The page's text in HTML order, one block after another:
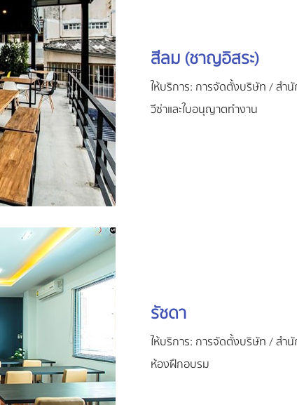
สีลม (ชาญอิสระ)
ให้บริการ: การจัดตั้งบริษัท / สำ
วีซ่าและใบอนุญาตทำงาน
รัชดา
ให้บริการ: การจัดตั้งบริษัท / สำ
ห้องฝึกอบรม